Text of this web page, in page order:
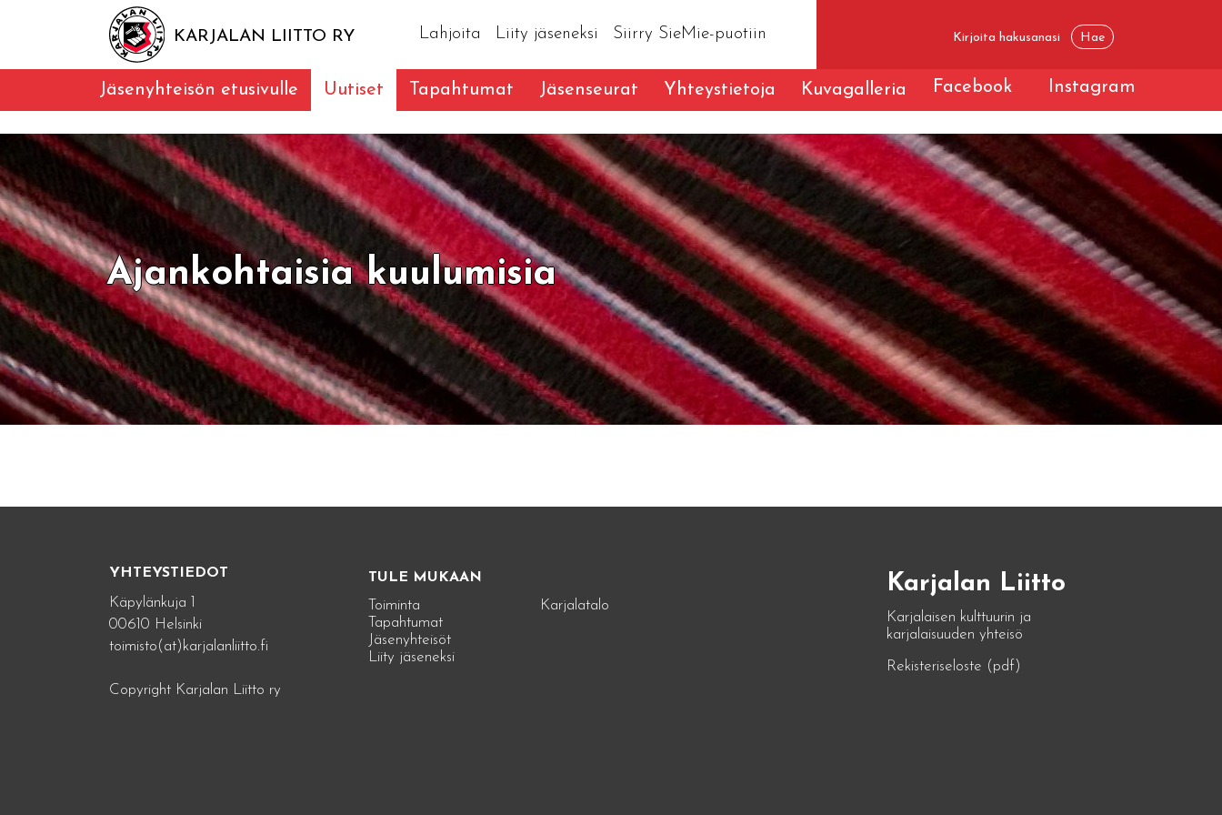
KARJALAN LIITTO RY Lahjoita Liity jäseneksi Siirry SieMie-puotiin
Jäsenyhteisön etusivulle Uutiset Tapahtumat Jäsenseurat Yhteystietoja Kuvagalleria Facebook Instagram
Ajankohtaisia kuulumisia
YHTEYSTIEDOT
Käpylänkuja 1
00610 Helsinki
toimisto(at)karjalanliitto.fi
Copyright Karjalan Liitto ry
TULE MUKAAN
Toiminta
Tapahtumat
Jäsenyhteisöt
Liity jäseneksi
Karjalatalo
Karjalan Liitto
Karjalaisen kulttuurin ja
karjalaisuuden yhteisö
Rekisteriseloste (pdf)